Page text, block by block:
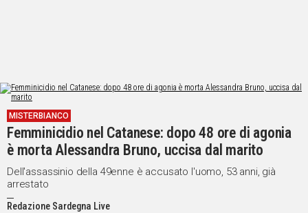
MISTERBIANCO
Femminicidio nel Catanese: dopo 48 ore di agonia
è morta Alessandra Bruno, uccisa dal marito
Dell'assassinio della 49enne è accusato l'uomo, 53 anni, già
arrestato
Redazione Sardegna Live